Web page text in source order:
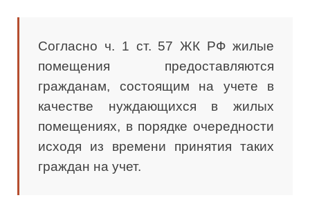
Согласно ч. 1 ст. 57 ЖК РФ жилые
помещения предоставляются
гражданам, состоящим на учете в
качестве нуждающихся в жилых
помещениях, в порядке очередности
исходя из времени принятия таких
граждан на учет.